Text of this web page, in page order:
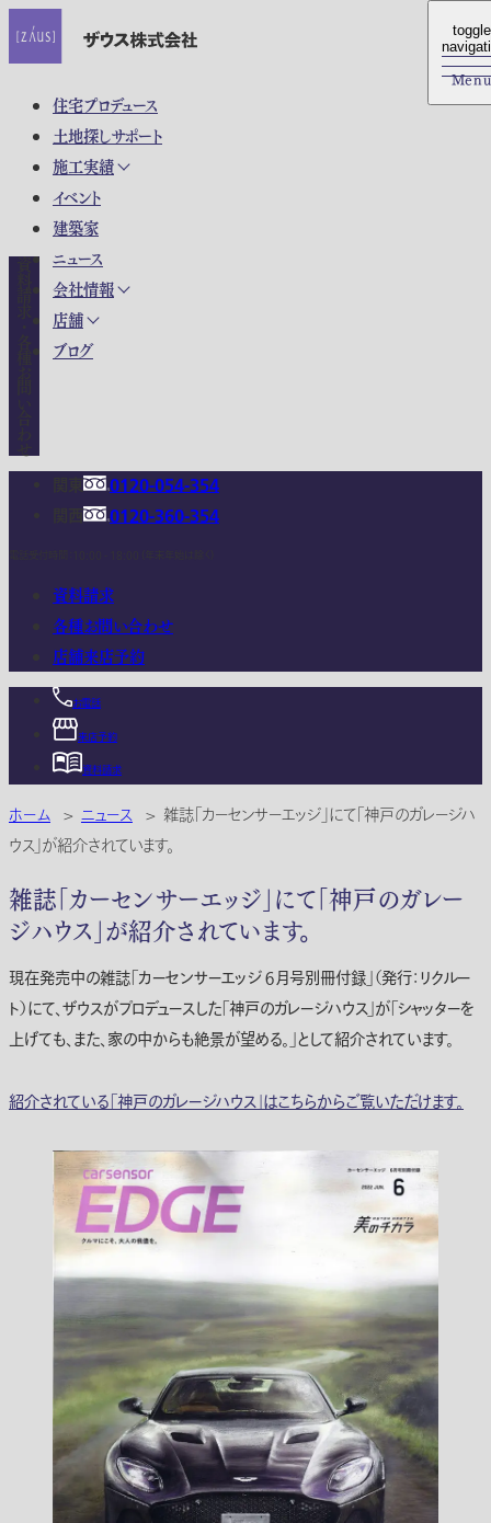
住宅プロデュース
土地探しサポート
施工実績
イベント
建築家
ニュース
会社情報
店舗
ブログ
toggle
Menu
toggle
Menu
0120-054-354
0120-360-354
資料請求
各種お問い合わせ
店舗来店予約
お電話
来店予約
資料請求
ホーム > ニュース > 雑誌「カーセンサーエッジ」にて「神戸のガレージハ
ウス」が紹介されています。
雑誌「カーセンサーエッジ」にて「神戸のガレー
ジハウス」が紹介されています。
現在発売中の雑誌「カーセンサーエッジ ６月号別冊付録」（発行：リクルー
ト）にて、ザウスがプロデュースした「神戸のガレージハウス」が「シャッターを
上げても、また、家の中からも絶景が望める。」として紹介されています。
紹介されている「神戸のガレージハウス」はこちらからご覧いただけます。